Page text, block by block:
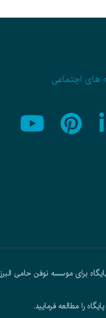
های اجتماعی
برای موسسه نوفن حامی
را مطالعه فرمایید.